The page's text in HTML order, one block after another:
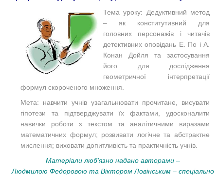
Тема уроку: Дедуктивний метод
– як конститутивний для
головних персонажів і читачів
детективних оповідань Е. По і А.
Конан Дойля та застосування
його для дослідження
геометричної інтерпретації
формул скороченого множення.
Мета: навчити учнів узагальнювати прочитане, висувати
гіпотези та підтверджувати їх фактами, удосконалити
навички роботи з текстом та аналітичними виразами
математичних формул; розвивати логічне та абстрактне
мислення; виховати допитливість та практичність учнів.
Матеріали люб'язно надано авторами –
Людмилою Федоровою та Віктором Ловінським – спеціально